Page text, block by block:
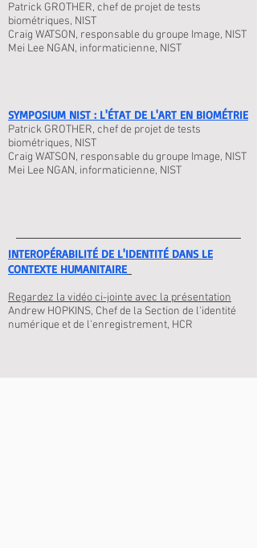
Patrick GROTHER, chef de projet de tests
biométriques, NIST
Craig WATSON, responsable du groupe Image, NIST
Mei Lee NGAN, informaticienne, NIST
SYMPOSIUM NIST : L'ÉTAT DE L'ART EN BIOMÉTRIE
Patrick GROTHER, chef de projet de tests
biométriques, NIST
Craig WATSON, responsable du groupe Image, NIST
Mei Lee NGAN, informaticienne, NIST
INTEROPÉRABILITÉ DE L'IDENTITÉ DANS LE
CONTEXTE HUMANITAIRE
Regardez la vidéo ci-jointe avec la présentation
Andrew HOPKINS, Chef de la Section de l'identité
numérique et de l'enregistrement, HCR